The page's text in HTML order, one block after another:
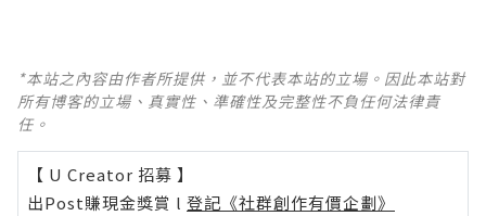
*本站之內容由作者所提供，並不代表本站的立場。因此本站對
所有博客的立場、真實性、準確性及完整性不負任何法律責
任。
【 U Creator 招募 】
出Post賺現金獎賞 l 登記《社群創作有價企劃》